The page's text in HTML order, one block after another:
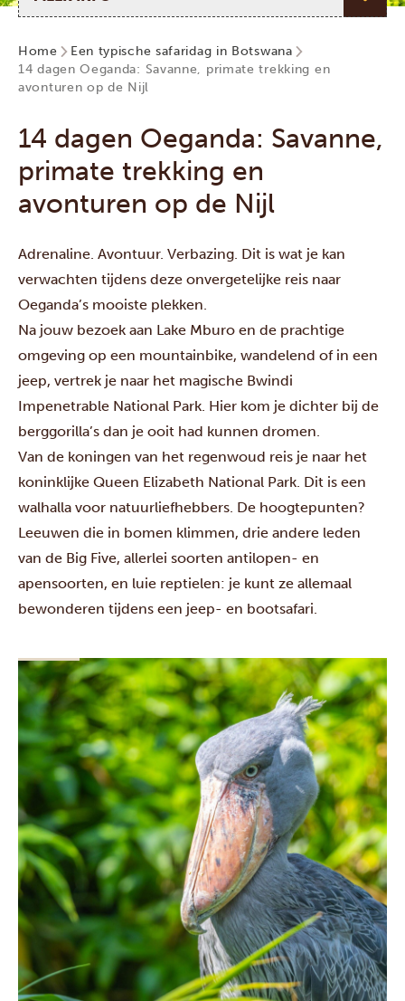
Home
Een typische safaridag in Botswana
14 dagen Oeganda: Savanne, primate trekking en
avonturen op de Nijl
14 dagen Oeganda: Savanne,
primate trekking en
avonturen op de Nijl
Adrenaline. Avontuur. Verbazing. Dit is wat je kan
verwachten tijdens deze onvergetelijke reis naar
Oeganda’s mooiste plekken.
Na jouw bezoek aan Lake Mburo en de prachtige
omgeving op een mountainbike, wandelend of in een
jeep, vertrek je naar het magische Bwindi
Impenetrable National Park. Hier kom je dichter bij de
berggorilla’s dan je ooit had kunnen dromen.
Van de koningen van het regenwoud reis je naar het
koninklijke Queen Elizabeth National Park. Dit is een
walhalla voor natuurliefhebbers. De hoogtepunten?
Leeuwen die in bomen klimmen, drie andere leden
van de Big Five, allerlei soorten antilopen- en
apensoorten, en luie reptielen: je kunt ze allemaal
bewonderen tijdens een jeep- en bootsafari.
Kibale verken je de ene dag een moeras met een
adembenemende flora en fauna (vogelliefhebbers,